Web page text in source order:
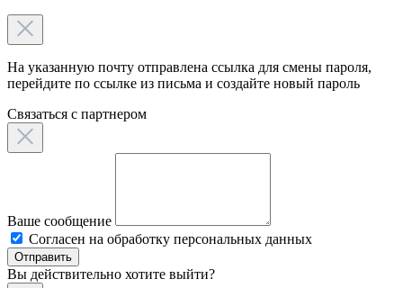
На указанную почту отправлена ссылка для смены пароля,
перейдите по ссылке из письма и создайте новый пароль
Связаться c партнером
Ваше сообщение
Согласен на обработку персональных данных
Отправить
Вы действительно хотите выйти?